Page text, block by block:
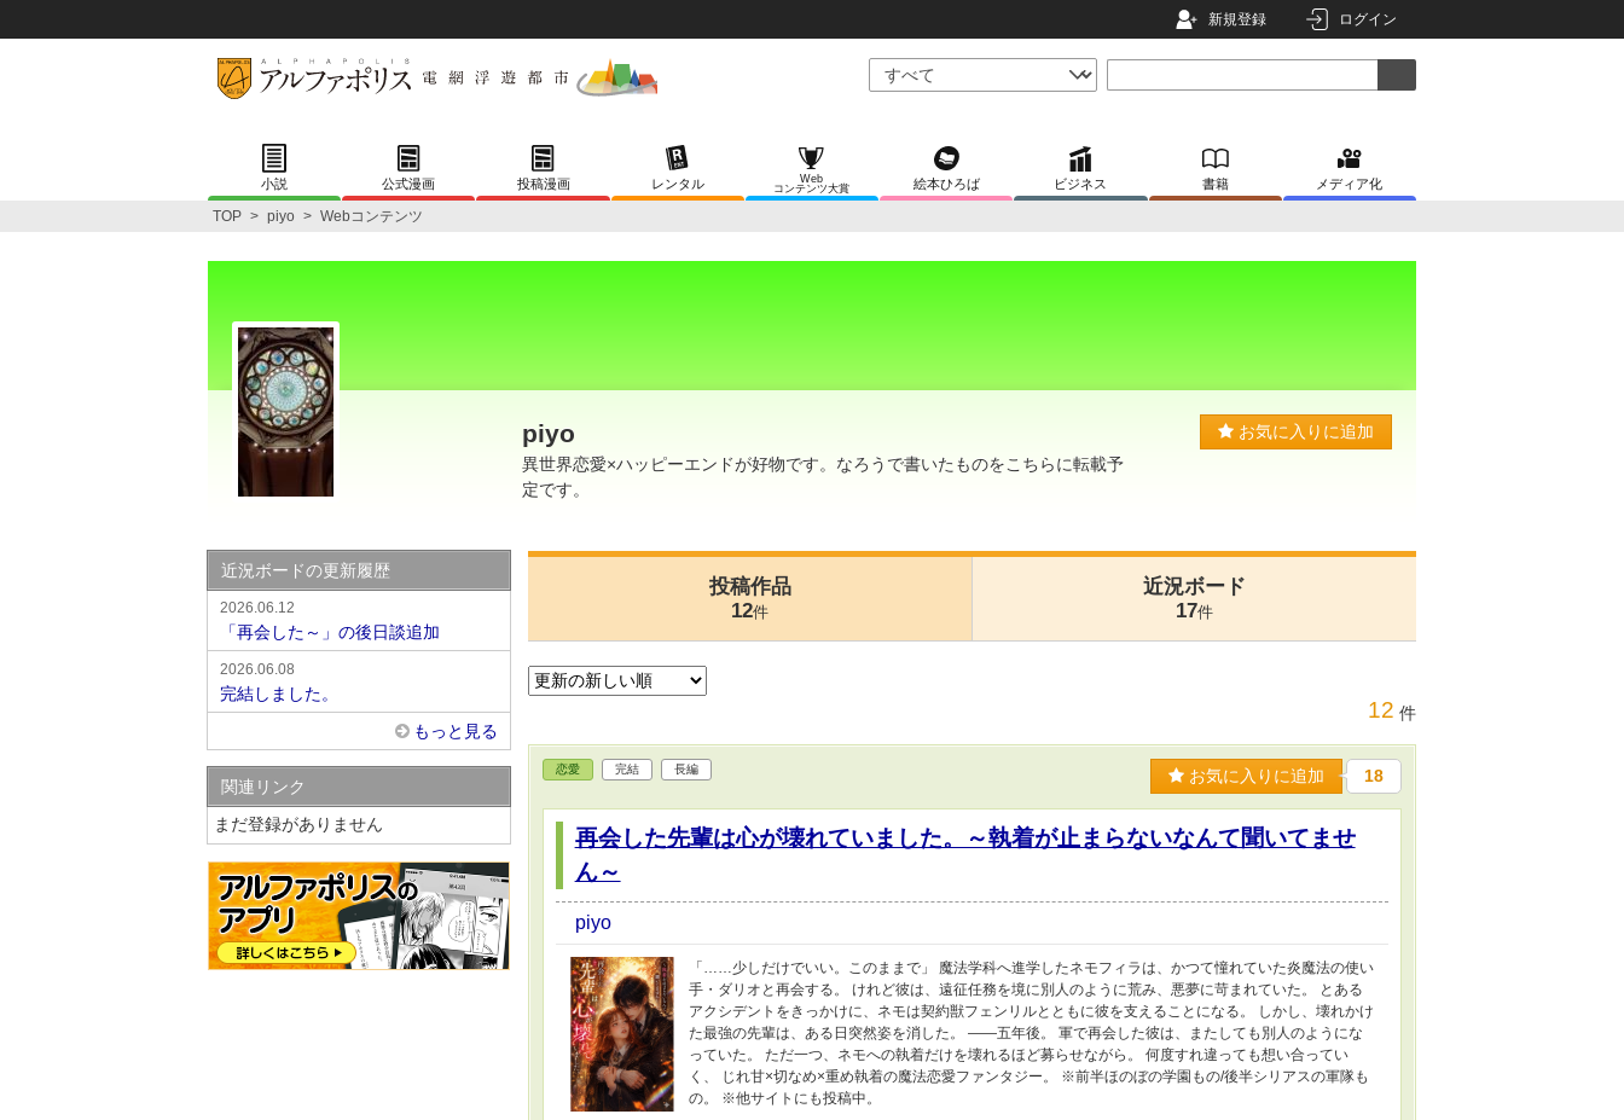
新規登録 ログイン
小説 公式漫画 投稿漫画 レンタル
Web
コンテンツ大賞
絵本ひろば ビジネス 書籍 メディア化
TOP > piyo > Webコンテンツ
piyo
異世界恋愛×ハッピーエンドが好物です。なろうで書いたものをこちらに転載予
定です。
お気に入りに追加
投稿作品
12件
近況ボード
17件
12 件
恋愛 完結 長編 お気に入りに追加 18
再会した先輩は心が壊れていました。～執着が止まらないなんて聞いてませ
ん～
piyo
「……少しだけでいい。このままで」 魔法学科へ進学したネモフィラは、かつて憧れていた炎魔法の使い
手・ダリオと再会する。 けれど彼は、遠征任務を境に別人のように荒み、悪夢に苛まれていた。 とある
アクシデントをきっかけに、ネモは契約獣フェンリルとともに彼を支えることになる。 しかし、壊れかけ
た最強の先輩は、ある日突然姿を消した。 ――五年後。 軍で再会した彼は、またしても別人のようにな
っていた。 ただ一つ、ネモへの執着だけを壊れるほど募らせながら。 何度すれ違っても想い合ってい
く、 じれ甘×切なめ×重め執着の魔法恋愛ファンタジー。 ※前半ほのぼの学園もの/後半シリアスの軍隊も
の。 ※他サイトにも投稿中。
近況ボードの更新履歴
2026.06.12
「再会した～」の後日談追加
2026.06.08
完結しました。
もっと見る
関連リンク
まだ登録がありません